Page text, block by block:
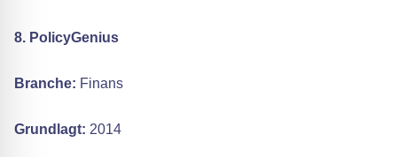
8. PolicyGenius
Branche: Finans
Grundlagt: 2014